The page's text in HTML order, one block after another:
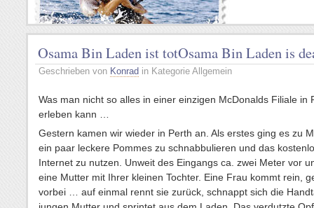
Osama Bin Laden ist totOsama Bin Laden is
Geschrieben von Konrad in Kategorie Allgemein
Was man nicht so alles in einer einzigen McDonalds Filiale in
erleben kann …
Gestern kamen wir wieder in Perth an. Als erstes ging es zu
ein paar leckere Pommes zu schnabbulieren und das
Internet zu nutzen. Unweit des Eingangs ca. zwei Meter vor
eine Mutter mit Ihrer kleinen Tochter. Eine Frau kommt rein,
vorbei … auf einmal rennt sie zurück, schnappt sich die